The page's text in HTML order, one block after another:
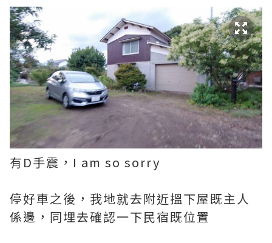
有D手震，I am so sorry
停好車之後，我地就去附近搵下屋既主人
係邊，同埋去確認一下民宿既位置